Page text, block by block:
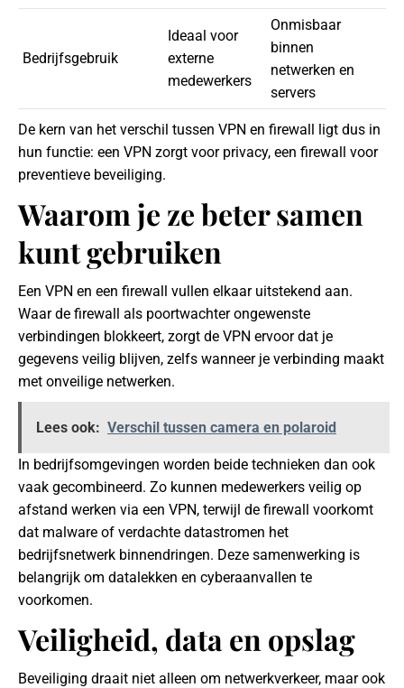
Bedrijfsgebruik
Ideaal voor
externe
medewerkers
Onmisbaar
binnen
netwerken en
servers
De kern van het verschil tussen VPN en firewall ligt dus in
hun functie: een VPN zorgt voor privacy, een firewall voor
preventieve beveiliging.
Waarom je ze beter samen
kunt gebruiken
Een VPN en een firewall vullen elkaar uitstekend aan.
Waar de firewall als poortwachter ongewenste
verbindingen blokkeert, zorgt de VPN ervoor dat je
gegevens veilig blijven, zelfs wanneer je verbinding maakt
met onveilige netwerken.
Lees ook: Verschil tussen camera en polaroid
In bedrijfsomgevingen worden beide technieken dan ook
vaak gecombineerd. Zo kunnen medewerkers veilig op
afstand werken via een VPN, terwijl de firewall voorkomt
dat malware of verdachte datastromen het
bedrijfsnetwerk binnendringen. Deze samenwerking is
belangrijk om datalekken en cyberaanvallen te
voorkomen.
Veiligheid, data en opslag
Beveiliging draait niet alleen om netwerkverkeer, maar ook